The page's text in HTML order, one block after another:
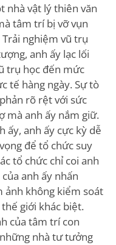
nhà vật lý thiên văn
tâm trí bị vỡ vụn
nghiệm vũ trụ
anh ấy lạc lối
trụ học đến mức
tế hàng ngày. Sự tò
rõ rệt với sức
mà anh ấy nắm giữ.
ấy, anh ấy cực kỳ dễ
để tổ chức suy
tổ chức chỉ coi anh
anh ấy nhấn
ảnh không kiểm soát
giới khác biệt.
của tâm trí con
nhà tư tưởng